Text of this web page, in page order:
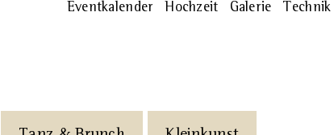
Eventkalender Hochzeit Galerie Technik